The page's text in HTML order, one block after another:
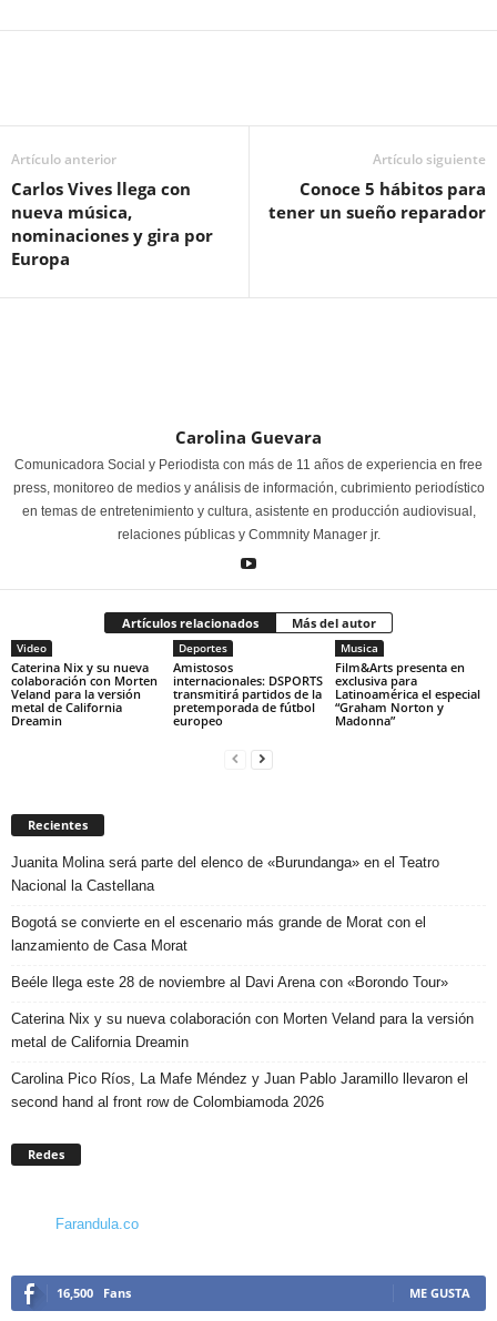
Artículo anterior
Carlos Vives llega con
nueva música,
nominaciones y gira por
Europa
Artículo siguiente
Conoce 5 hábitos para
tener un sueño reparador
Carolina Guevara
Comunicadora Social y Periodista con más de 11 años de experiencia en free
press, monitoreo de medios y análisis de información, cubrimiento periodístico
en temas de entretenimiento y cultura, asistente en producción audiovisual,
relaciones públicas y Commnity Manager jr.
Artículos relacionados Más del autor
Video
Caterina Nix y su nueva
colaboración con Morten
Veland para la versión
metal de California
Dreamin
Deportes
Amistosos
internacionales: DSPORTS
transmitirá partidos de la
pretemporada de fútbol
europeo
Musica
Film&Arts presenta en
exclusiva para
Latinoamérica el especial
“Graham Norton y
Madonna”
Recientes
Juanita Molina será parte del elenco de «Burundanga» en el Teatro
Nacional la Castellana
Bogotá se convierte en el escenario más grande de Morat con el
lanzamiento de Casa Morat
Beéle llega este 28 de noviembre al Davi Arena con «Borondo Tour»
Caterina Nix y su nueva colaboración con Morten Veland para la versión
metal de California Dreamin
Carolina Pico Ríos, La Mafe Méndez y Juan Pablo Jaramillo llevaron el
second hand al front row de Colombiamoda 2026
Redes
Farandula.co
16,500 Fans ME GUSTA